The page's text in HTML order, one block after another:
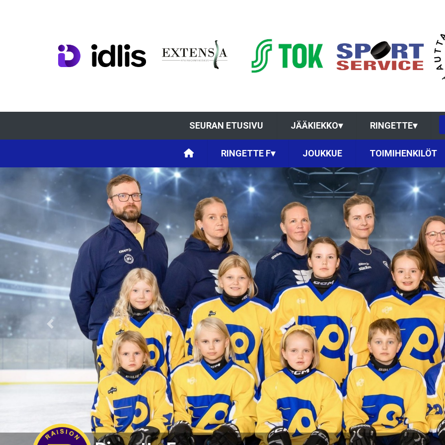
SEURAN ETUSIVU JÄÄKIEKKO▾ RINGETTE▾
RINGETTE F▾ JOUKKUE TOIMIHENKILÖT
Previous